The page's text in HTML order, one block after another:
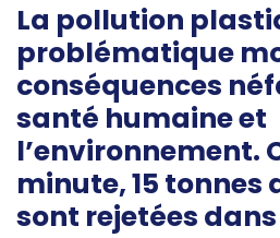
La pollution
problématique
conséquences
santé humaine et
l’environnement.
minute, 15 tonnes
sont rejetées dans